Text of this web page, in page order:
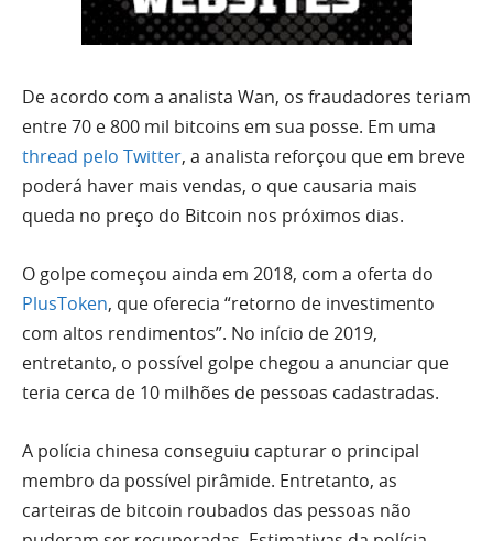
De acordo com a analista Wan, os fraudadores teriam
entre 70 e 800 mil bitcoins em sua posse. Em uma
thread pelo Twitter, a analista reforçou que em breve
poderá haver mais vendas, o que causaria mais
queda no preço do Bitcoin nos próximos dias.
O golpe começou ainda em 2018, com a oferta do
PlusToken, que oferecia “retorno de investimento
com altos rendimentos”. No início de 2019,
entretanto, o possível golpe chegou a anunciar que
teria cerca de 10 milhões de pessoas cadastradas.
A polícia chinesa conseguiu capturar o principal
membro da possível pirâmide. Entretanto, as
carteiras de bitcoin roubados das pessoas não